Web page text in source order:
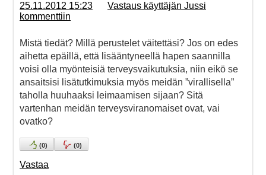
25.11.2012 15:23
Vastaus käyttäjän Jussi
kommenttiin
Mistä tiedät? Millä perustelet väitettäsi? Jos on edes
aihetta epäillä, että lisääntyneellä hapen saannilla
voisi olla myönteisiä terveysvaikutuksia, niin eikö se
ansaitsisi lisätutkimuksia myös meidän ”virallisella”
taholla huuhaaksi leimaamisen sijaan? Sitä
vartenhan meidän terveysviranomaiset ovat, vai
ovatko?
(0) (0)
Vastaa